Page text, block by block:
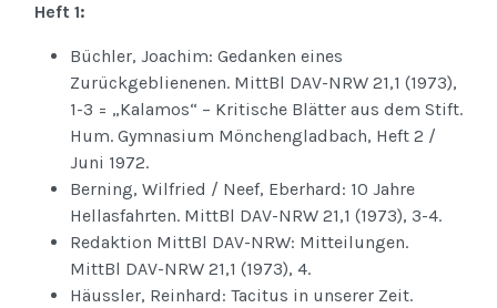
Heft 1:
Büchler, Joachim: Gedanken eines
Zurückgeblienenen. MittBl DAV-NRW 21,1 (1973),
1-3 = „Kalamos“ – Kritische Blätter aus dem Stift.
Hum. Gymnasium Mönchengladbach, Heft 2 /
Juni 1972.
Berning, Wilfried / Neef, Eberhard: 10 Jahre
Hellasfahrten. MittBl DAV-NRW 21,1 (1973), 3-4.
Redaktion MittBl DAV-NRW: Mitteilungen.
MittBl DAV-NRW 21,1 (1973), 4.
Häussler, Reinhard: Tacitus in unserer Zeit.